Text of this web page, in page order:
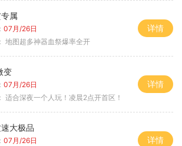
属
07月/26日
地图超多神器血祭爆率全开
详情
变
07月/26日
适合深夜一个人玩！凌晨2点开首区！
详情
大极品
07月/26日
详情